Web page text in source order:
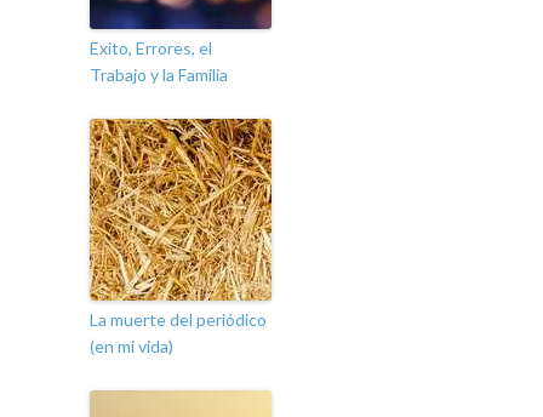
Exito, Errores, el
Trabajo y la Familia
La muerte del periódico
(en mi vida)